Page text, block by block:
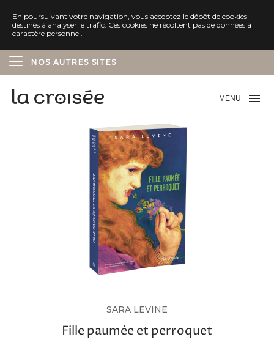
En poursuivant votre navigation, vous acceptez le dépôt de cookies
destinés à analyser le trafic. Ces cookies ne récoltent pas de données à
caractère personnel.
NOS AUTRES SITES
ÉDITIONS DELCOURT
ÉDITIONS MARCHIALY
ÉDITIONS LES AVRILS
MENU
SARA LEVINE
Fille paumée et perroquet